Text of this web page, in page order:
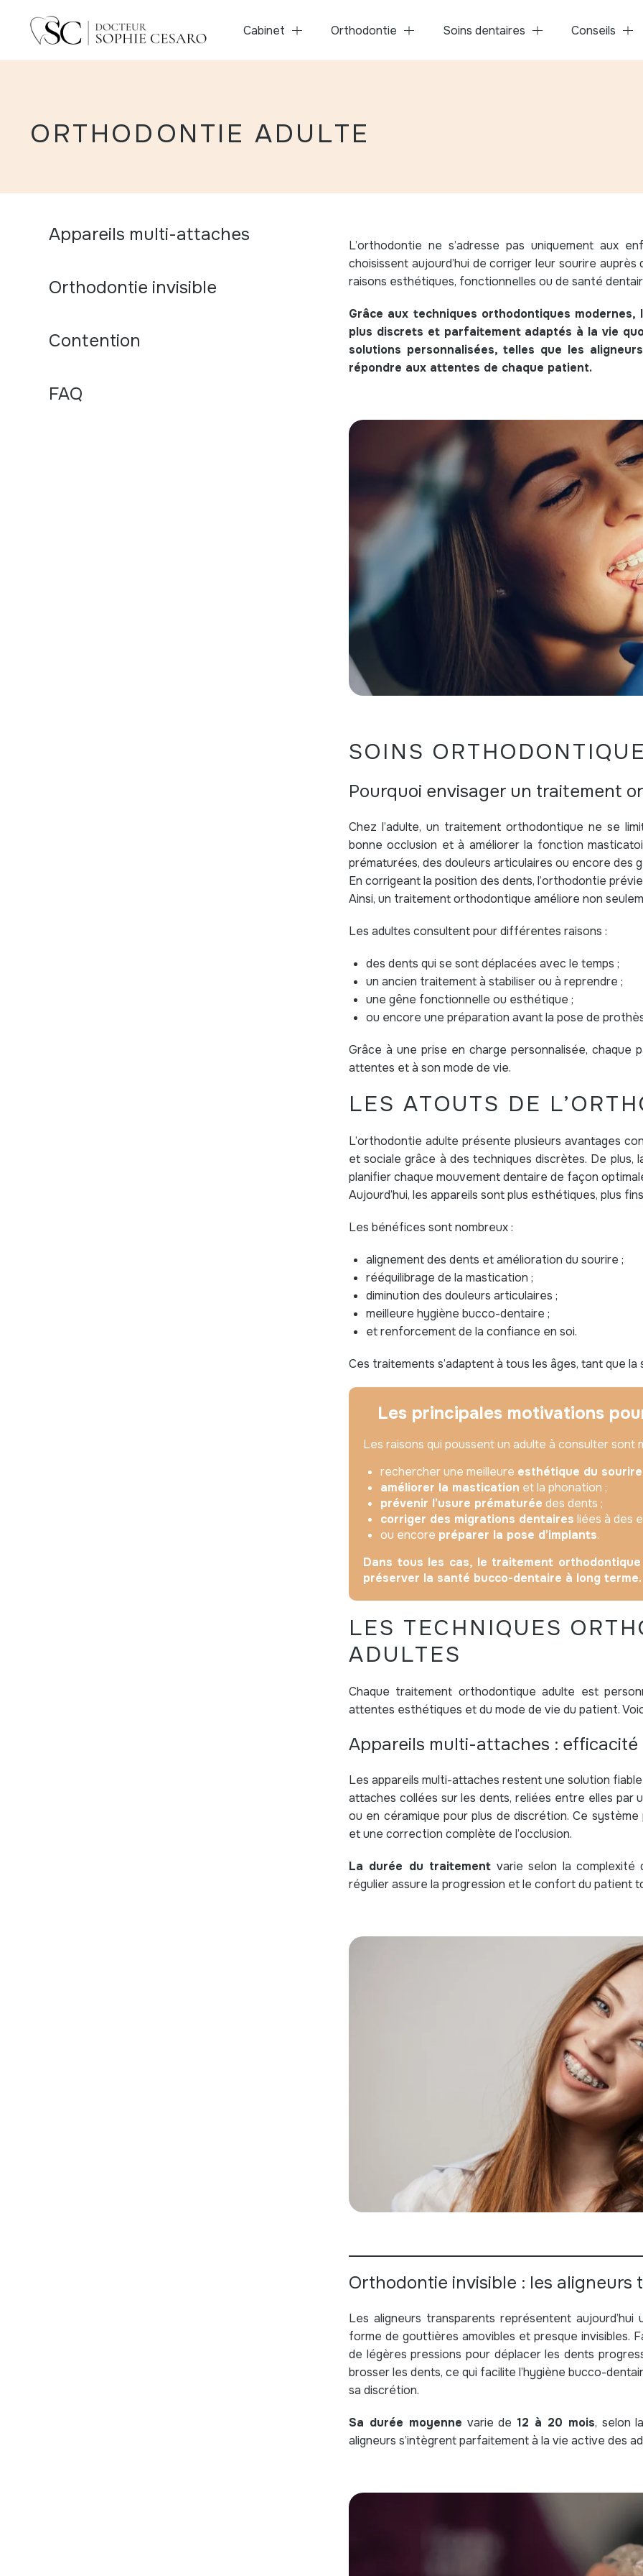
Cabinet Orthodontie Soins dentaires Conseils
ORTHODONTIE ADULTE
Appareils multi-attaches
Orthodontie invisible
Contention
FAQ
L’orthodontie ne s’adresse pas uniquement aux
choisissent aujourd’hui de corriger leur sourire
raisons esthétiques, fonctionnelles ou de santé
Grâce aux techniques orthodontiques
plus discrets et parfaitement adaptés à la vie
solutions personnalisées, telles que les
répondre aux attentes de chaque patient.
SOINS
Pourquoi envisager un traitement
Chez l’adulte, un traitement orthodontique ne se
bonne occlusion et à améliorer la fonction
prématurées, des douleurs articulaires ou encore des
En corrigeant la position des dents, l’orthodontie
Ainsi, un traitement orthodontique améliore non
Les adultes consultent pour différentes raisons :
des dents qui se sont déplacées avec le temps ;
un ancien traitement à stabiliser ou à reprendre ;
une gêne fonctionnelle ou esthétique ;
ou encore une préparation avant la pose de
Grâce à une prise en charge personnalisée, chaque
attentes et à son mode de vie.
LES ATOUTS DE
L’orthodontie adulte présente plusieurs avantages
et sociale grâce à des techniques discrètes. De plus,
planifier chaque mouvement dentaire de façon
Aujourd’hui, les appareils sont plus esthétiques, plus
Les bénéfices sont nombreux :
alignement des dents et amélioration du sourire ;
rééquilibrage de la mastication ;
diminution des douleurs articulaires ;
meilleure hygiène bucco-dentaire ;
et renforcement de la confiance en soi.
Ces traitements s’adaptent à tous les âges, tant que
Les principales motivations
Les raisons qui poussent un adulte à consulter sont
rechercher une meilleure esthétique du sourire
améliorer la mastication et la phonation ;
prévenir l’usure prématurée des dents ;
corriger des migrations dentaires liées à des
ou encore préparer la pose d’implants.
Dans tous les cas, le traitement
préserver la santé bucco-dentaire à long terme.
LES TECHNIQUES
ADULTES
Chaque traitement orthodontique adulte est
attentes esthétiques et du mode de vie du patient.
Appareils multi-attaches : efficacité
Les appareils multi-attaches restent une solution
attaches collées sur les dents, reliées entre elles par
ou en céramique pour plus de discrétion. Ce
et une correction complète de l’occlusion.
La durée du traitementvarie selon la complexité
régulier assure la progression et le confort du patient
Orthodontie invisible : les aligneurs
Les aligneurs transparents représentent
forme de gouttières amovibles et presque invisibles.
de légères pressions pour déplacer les dents
brosser les dents, ce qui facilite l’hygiène bucco-
sa discrétion.
Sa durée moyenne varie de 12 à 20 mois, selon
aligneurs s’intègrent parfaitement à la vie active des